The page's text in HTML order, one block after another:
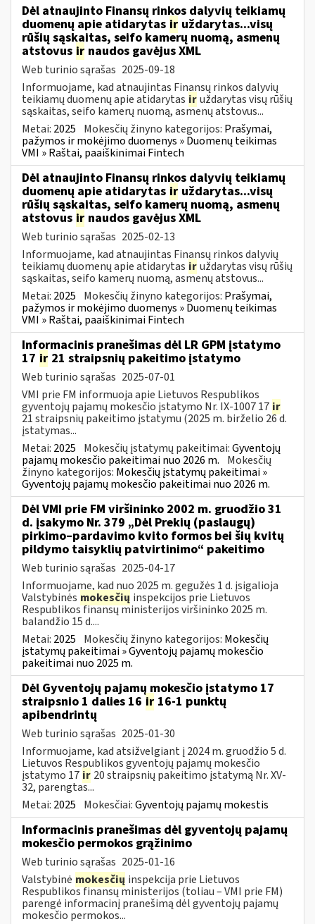
Dėl atnaujinto Finansų rinkos dalyvių teikiamų
duomenų apie atidarytas ir uždarytas...visų
rūšių sąskaitas, seifo kamerų nuomą, asmenų
atstovus ir naudos gavėjus XML
Web turinio sąrašas 2025-09-18
Informuojame, kad atnaujintas Finansų rinkos dalyvių
teikiamų duomenų apie atidarytas iruždarytas visų rūšių
sąskaitas, seifo kamerų nuomą, asmenų atstovus...
Metai: 2025 Mokesčių žinyno kategorijos: Prašymai,
pažymos ir mokėjimo duomenys » Duomenų teikimas
VMI » Raštai, paaiškinimai Fintech
Dėl atnaujinto Finansų rinkos dalyvių teikiamų
duomenų apie atidarytas ir uždarytas...visų
rūšių sąskaitas, seifo kamerų nuomą, asmenų
atstovus ir naudos gavėjus XML
Web turinio sąrašas 2025-02-13
Informuojame, kad atnaujintas Finansų rinkos dalyvių
teikiamų duomenų apie atidarytas iruždarytas visų rūšių
sąskaitas, seifo kamerų nuomą, asmenų atstovus...
Metai: 2025 Mokesčių žinyno kategorijos: Prašymai,
pažymos ir mokėjimo duomenys » Duomenų teikimas
VMI » Raštai, paaiškinimai Fintech
Informacinis pranešimas dėl LR GPM įstatymo
17 ir 21 straipsnių pakeitimo įstatymo
Web turinio sąrašas 2025-07-01
VMI prie FM informuoja apie Lietuvos Respublikos
gyventojų pajamų mokesčio įstatymo Nr. IX-1007 17 ir
21 straipsnių pakeitimo įstatymu (2025 m. birželio 26 d.
įstatymas...
Metai: 2025 Mokesčių įstatymų pakeitimai:Gyventojų
pajamų mokesčio pakeitimai nuo 2026 m. Mokesčių
žinyno kategorijos: Mokesčių įstatymų pakeitimai »
Gyventojų pajamų mokesčio pakeitimai nuo 2026 m.
Dėl VMI prie FM viršininko 2002 m. gruodžio 31
d. įsakymo Nr. 379 „Dėl Prekių (paslaugų)
pirkimo–pardavimo kvito formos bei šių kvitų
pildymo taisyklių patvirtinimo“ pakeitimo
Web turinio sąrašas 2025-04-17
Informuojame, kad nuo 2025 m. gegužės 1 d. įsigalioja
Valstybinės mokesčių inspekcijos prie Lietuvos
Respublikos finansų ministerijos viršininko 2025 m.
balandžio 15 d....
Metai: 2025 Mokesčių žinyno kategorijos: Mokesčių
įstatymų pakeitimai » Gyventojų pajamų mokesčio
pakeitimai nuo 2025 m.
Dėl Gyventojų pajamų mokesčio įstatymo 17
straipsnio 1 dalies 16 ir 16-1 punktų
apibendrintų
Web turinio sąrašas 2025-01-30
Informuojame, kad atsižvelgiant į 2024 m. gruodžio 5 d.
Lietuvos Respublikos gyventojų pajamų mokesčio
įstatymo 17 ir 20 straipsnių pakeitimo įstatymą Nr. XV-
32, parengtas...
Metai: 2025 Mokesčiai:Gyventojų pajamų mokestis
Informacinis pranešimas dėl gyventojų pajamų
mokesčio permokos grąžinimo
Web turinio sąrašas 2025-01-16
Valstybinė mokesčių inspekcija prie Lietuvos
Respublikos finansų ministerijos (toliau – VMI prie FM)
parengė informacinį pranešimą dėl gyventojų pajamų
mokesčio permokos...